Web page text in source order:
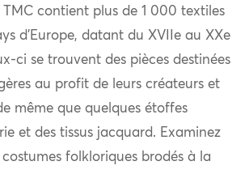
contient plus de 1 000 textiles
d’Europe, datant du XVIIe au XXe
ci se trouvent des pièces destinées
au profit de leurs créateurs et
même que quelques étoffes
et des tissus jacquard. Examinez
folkloriques brodés à la